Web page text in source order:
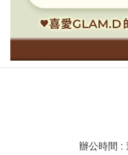
辦公時間 :